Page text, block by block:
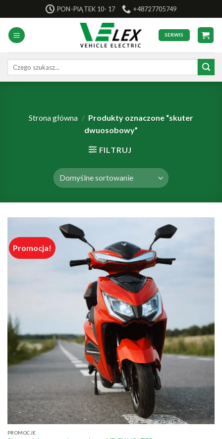
to
content
PON-PIĄTEK 10- 17 +48727705749
SERWIS
Strona główna / Produkty oznaczone “skuter
dwuosobowy”
FILTRUJ
Promocja!
PROMOCJE